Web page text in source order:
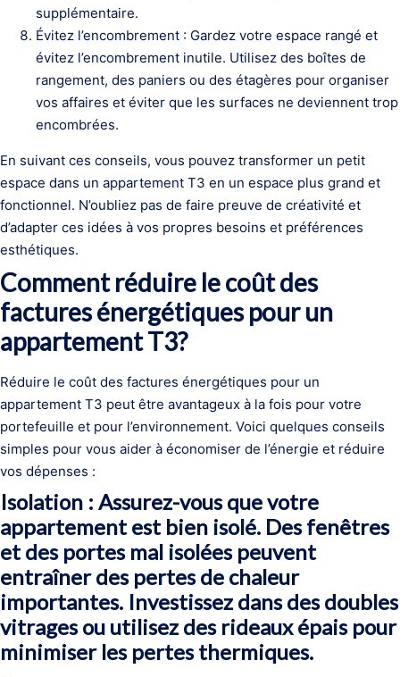
supplémentaire.
Évitez l’encombrement : Gardez votre espace rangé et
évitez l’encombrement inutile. Utilisez des boîtes de
rangement, des paniers ou des étagères pour organiser
vos affaires et éviter que les surfaces ne deviennent trop
encombrées.
En suivant ces conseils, vous pouvez transformer un petit
espace dans un appartement T3 en un espace plus grand et
fonctionnel. N’oubliez pas de faire preuve de créativité et
d’adapter ces idées à vos propres besoins et préférences
esthétiques.
Comment réduire le coût des
factures énergétiques pour un
appartement T3?
Réduire le coût des factures énergétiques pour un
appartement T3 peut être avantageux à la fois pour votre
portefeuille et pour l’environnement. Voici quelques conseils
simples pour vous aider à économiser de l’énergie et réduire
vos dépenses :
Isolation : Assurez-vous que votre
appartement est bien isolé. Des fenêtres
et des portes mal isolées peuvent
entraîner des pertes de chaleur
importantes. Investissez dans des doubles
vitrages ou utilisez des rideaux épais pour
minimiser les pertes thermiques.